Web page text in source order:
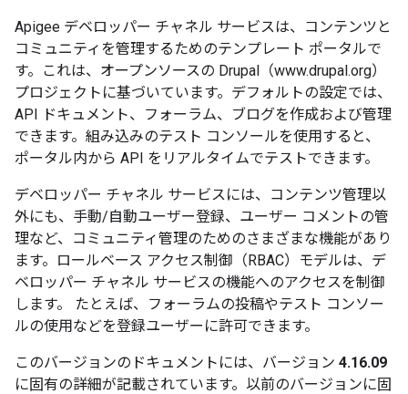
Apigee デベロッパー チャネル サービスは、コンテンツと
コミュニティを管理するためのテンプレート ポータルで
す。これは、オープンソースの Drupal（www.drupal.org）
プロジェクトに基づいています。デフォルトの設定では、
API ドキュメント、フォーラム、ブログを作成および管理
できます。組み込みのテスト コンソールを使用すると、
ポータル内から API をリアルタイムでテストできます。
デベロッパー チャネル サービスには、コンテンツ管理以
外にも、手動/自動ユーザー登録、ユーザー コメントの管
理など、コミュニティ管理のためのさまざまな機能があり
ます。ロールベース アクセス制御（RBAC）モデルは、デ
ベロッパー チャネル サービスの機能へのアクセスを制御
します。 たとえば、フォーラムの投稿やテスト コンソー
ルの使用などを登録ユーザーに許可できます。
このバージョンのドキュメントには、バージョン 4.16.09
に固有の詳細が記載されています。以前のバージョンに固